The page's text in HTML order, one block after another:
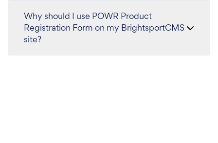
Why should I use POWR Product
Registration Form on my BrightsportCMS
site?